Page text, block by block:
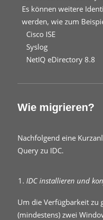
Es können weitere
werden, wie zum
Cisco ISE
Syslog
NetIQ eDirectory 8.8
Wie migrieren?
Nachfolgend eine
Query zu IDC.
IDC installieren und
Um die Verfügbarkeit zu
(mindestens) zwei